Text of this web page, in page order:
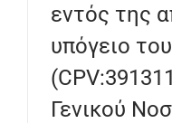
εντός της
υπόγειο
Γενικού